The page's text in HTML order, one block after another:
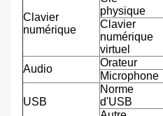
Clavier
numérique
physique
Clavier
numérique
virtuel
Audio
Orateur
Microphone
USB
Norme
d'USB